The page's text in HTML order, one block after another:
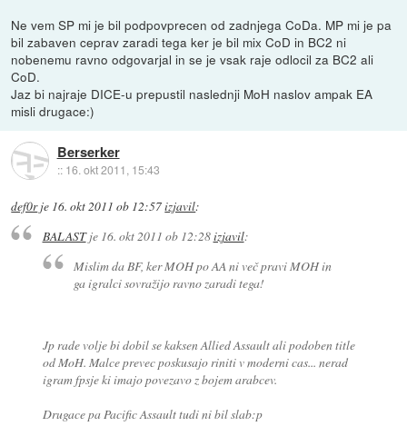
Ne vem SP mi je bil podpovprecen od zadnjega CoDa. MP mi je pa
bil zabaven ceprav zaradi tega ker je bil mix CoD in BC2 ni
nobenemu ravno odgovarjal in se je vsak raje odlocil za BC2 ali
CoD.
Jaz bi najraje DICE-u prepustil naslednji MoH naslov ampak EA
misli drugace:)
Berserker
:: 16. okt 2011, 15:43
def0rje 16. okt 2011 ob 12:57izjavil:
BALASTje 16. okt 2011 ob 12:28izjavil:
Mislim da BF, ker MOH po AA ni več pravi MOH in
ga igralci sovražijo ravno zaradi tega!
Jp rade volje bi dobil se kaksen Allied Assault ali podoben title
od MoH. Malce prevec poskusajo riniti v moderni cas... nerad
igram fpsje ki imajo povezavo z bojem arabcev.
Drugace pa Pacific Assault tudi ni bil slab:p